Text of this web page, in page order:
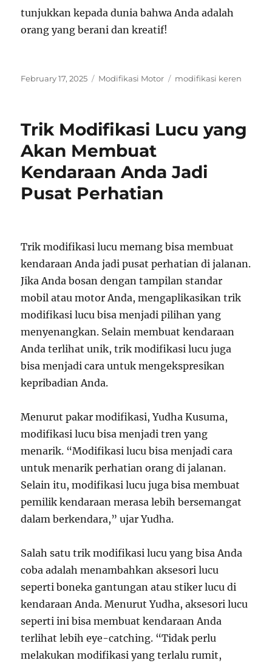
tunjukkan kepada dunia bahwa Anda adalah
orang yang berani dan kreatif!
Posted
February 17, 2025 Categories
Modifikasi Motor Tags
modifikasi keren
Trik Modifikasi Lucu yang
Akan Membuat
Kendaraan Anda Jadi
Pusat Perhatian
Trik modifikasi lucu memang bisa membuat
kendaraan Anda jadi pusat perhatian di jalanan.
Jika Anda bosan dengan tampilan standar
mobil atau motor Anda, mengaplikasikan trik
modifikasi lucu bisa menjadi pilihan yang
menyenangkan. Selain membuat kendaraan
Anda terlihat unik, trik modifikasi lucu juga
bisa menjadi cara untuk mengekspresikan
kepribadian Anda.
Menurut pakar modifikasi, Yudha Kusuma,
modifikasi lucu bisa menjadi tren yang
menarik. “Modifikasi lucu bisa menjadi cara
untuk menarik perhatian orang di jalanan.
Selain itu, modifikasi lucu juga bisa membuat
pemilik kendaraan merasa lebih bersemangat
dalam berkendara,” ujar Yudha.
Salah satu trik modifikasi lucu yang bisa Anda
coba adalah menambahkan aksesori lucu
seperti boneka gantungan atau stiker lucu di
kendaraan Anda. Menurut Yudha, aksesori lucu
seperti ini bisa membuat kendaraan Anda
terlihat lebih eye-catching. “Tidak perlu
melakukan modifikasi yang terlalu rumit,